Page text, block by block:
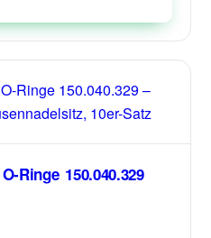
Ringe 150.040.329